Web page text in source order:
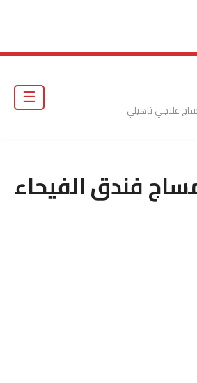
علاجي تاهيلي
فندق الفيحاء